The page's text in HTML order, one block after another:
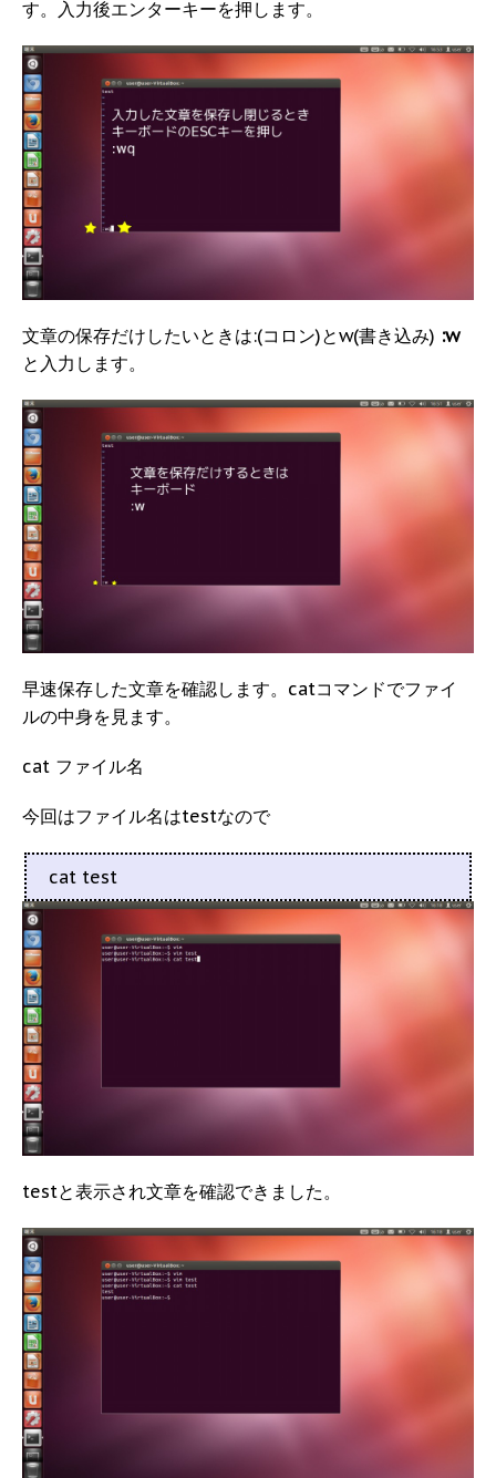
す。入力後エンターキーを押します。
文章の保存だけしたいときは:(コロン)とw(書き込み) :w
と入力します。
早速保存した文章を確認します。catコマンドでファイ
ルの中身を見ます。
cat ファイル名
今回はファイル名はtestなので
cat test
testと表示され文章を確認できました。